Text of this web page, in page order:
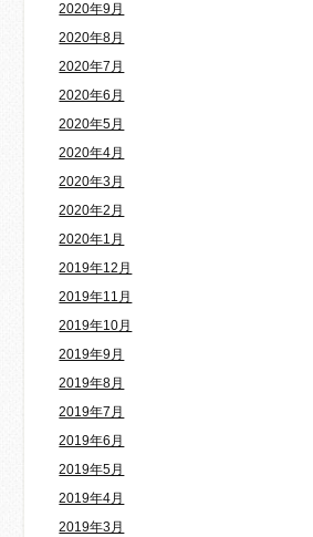
2020年9月
2020年8月
2020年7月
2020年6月
2020年5月
2020年4月
2020年3月
2020年2月
2020年1月
2019年12月
2019年11月
2019年10月
2019年9月
2019年8月
2019年7月
2019年6月
2019年5月
2019年4月
2019年3月